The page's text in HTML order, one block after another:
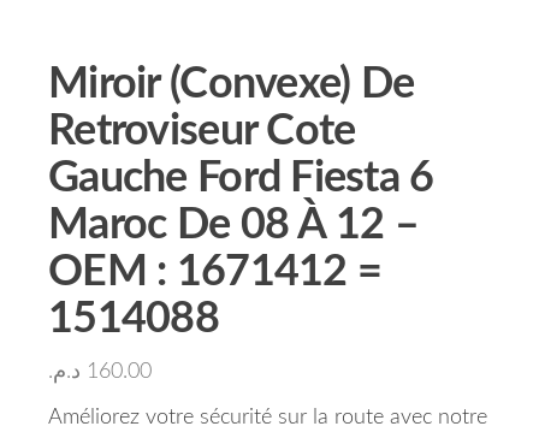
Miroir (Convexe) De
Retroviseur Cote
Gauche Ford Fiesta 6
Maroc De 08 À 12 –
OEM : 1671412 =
1514088
160.00 د.م.
Améliorez votre sécurité sur la route avec notre